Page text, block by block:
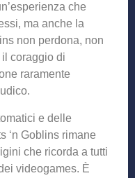
che
ma anche la
non perdona, non
coraggio di
raramente
e delle
‘n Goblins rimane
che ricorda a tutti
videogames. È